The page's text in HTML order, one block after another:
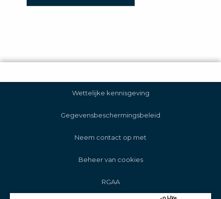
Wettelijke kennisgeving
Gegevensbeschermingsbeleid
Neem contact op met
Beheer van cookies
RGAA